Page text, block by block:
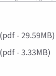
- 29.59MB)
- 3.33MB)